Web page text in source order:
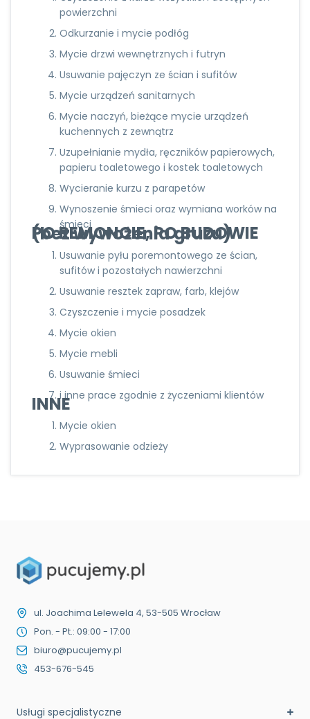
powierzchni
Odkurzanie i mycie podłóg
Mycie drzwi wewnętrznych i futryn
Usuwanie pajęczyn ze ścian i sufitów
Mycie urządzeń sanitarnych
Mycie naczyń, bieżące mycie urządzeń
kuchennych z zewnątrz
Uzupełnianie mydła, ręczników papierowych,
papieru toaletowego i kostek toaletowych
Wycieranie kurzu z parapetów
Wynoszenie śmieci oraz wymiana worków na
śmieci
PO REMONCIE, PO BUDOWIE (bez wywożenia gruzu)
Usuwanie pyłu poremontowego ze ścian,
sufitów i pozostałych nawierzchni
Usuwanie resztek zapraw, farb, klejów
Czyszczenie i mycie posadzek
Mycie okien
Mycie mebli
Usuwanie śmieci
i inne prace zgodnie z życzeniami klientów
INNE
Mycie okien
Wyprasowanie odzieży
ul. Joachima Lelewela 4, 53-505 Wrocław
Pon. - Pt.: 09:00 - 17:00
biuro@pucujemy.pl
453-676-545
Usługi specjalistyczne